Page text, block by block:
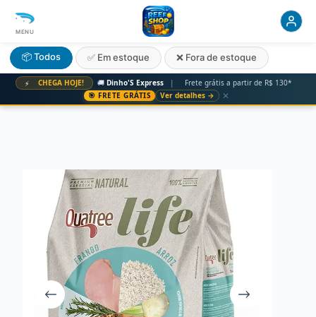
⚡ CHEGA HOJE! 🚚 Dinho'S Express |
Frete grátis a partir de R$ 130*
🎯 FRETE GRÁTIS
Ver detalhes → ✕
MENU
📦 Todos ✅ Em estoque ❌ Fora de estoque